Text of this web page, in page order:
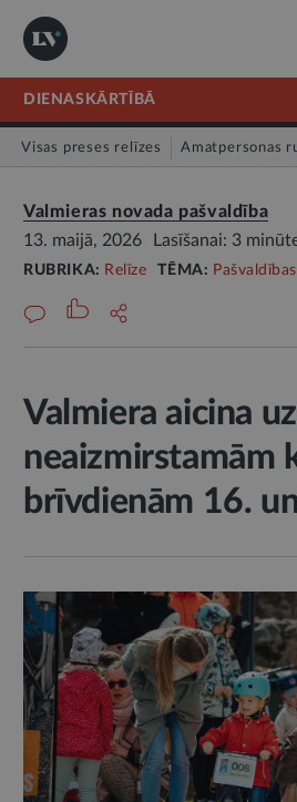
DIENASKĀRTĪBĀ
Visas preses relīzes Amatpersonas
Valmieras novada pašvaldība
13. maijā, 2026
Lasīšanai: 3
RUBRIKA: Relīze TĒMA: Pašvaldības
Valmiera aicina uz
neaizmirstamām
brīvdienām 16.